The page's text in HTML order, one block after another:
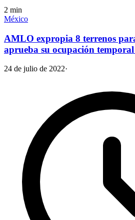
2 min
México
AMLO expropia 8 terrenos
aprueba su ocupación
24 de julio de 2022·